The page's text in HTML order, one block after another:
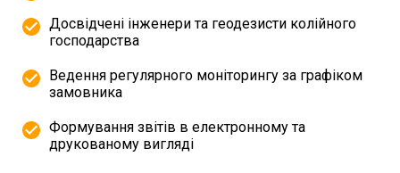
Досвідчені інженери та геодезисти колійного
господарства
Ведення регулярного моніторингу за графіком
замовника
Формування звітів в електронному та
друкованому вигляді